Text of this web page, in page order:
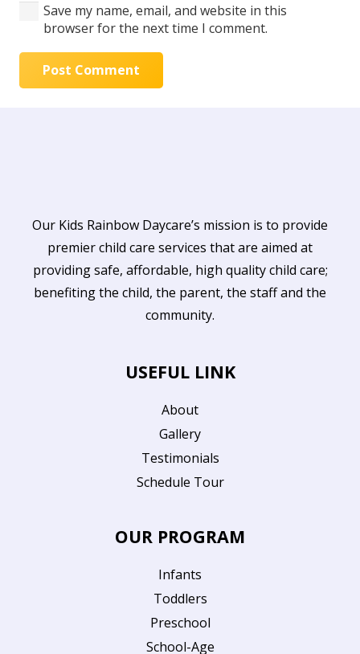
Save my name, email, and website in this
browser for the next time I comment.
Post Comment
Our Kids Rainbow Daycare’s mission is to provide
premier child care services that are aimed at
providing safe, affordable, high quality child care;
benefiting the child, the parent, the staff and the
community.
USEFUL LINK
About
Gallery
Testimonials
Schedule Tour
OUR PROGRAM
Infants
Toddlers
Preschool
School-Age